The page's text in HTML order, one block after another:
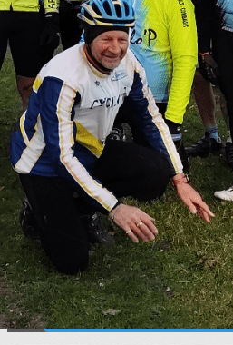
Cliquez pour éditer
Le club▴ ▾
Présentation
L'équipe
Actualité▴▾
Infos utiles
Horaires
Adhésion et tarifs
Calendrier des Rallyes et sorties▴▾
Galeries photos▴▾
Contact▴▾
Se connecter